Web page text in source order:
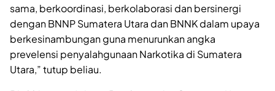
sama, berkoordinasi, berkolaborasi dan bersinergi
dengan BNNP Sumatera Utara dan BNNK dalam upaya
berkesinambungan guna menurunkan angka
prevelensi penyalahgunaan Narkotika di Sumatera
Utara,” tutup beliau.